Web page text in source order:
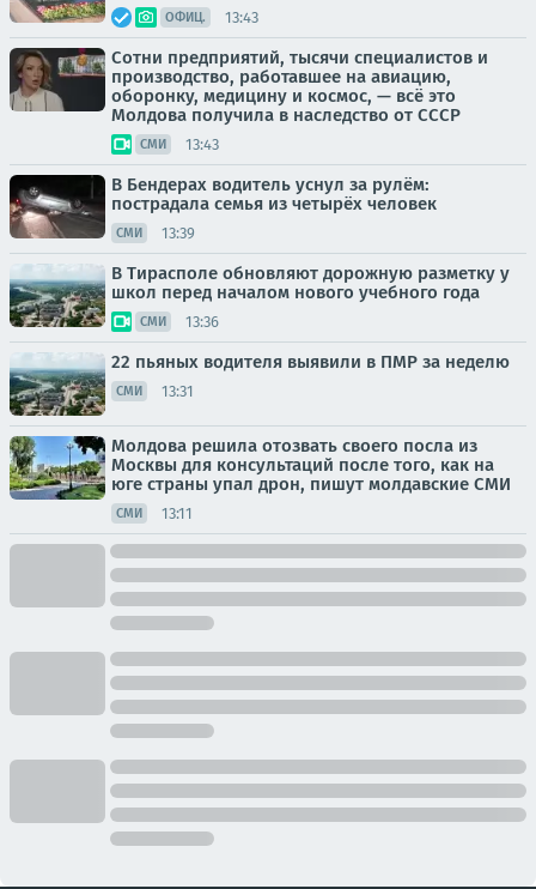
ОФИЦ. 13:43
Сотни предприятий, тысячи специалистов и
производство, работавшее на авиацию,
оборонку, медицину и космос, — всё это
Молдова получила в наследство от СССР
СМИ 13:43
В Бендерах водитель уснул за рулём:
пострадала семья из четырёх человек
СМИ 13:39
В Тирасполе обновляют дорожную разметку у
школ перед началом нового учебного года
СМИ 13:36
22 пьяных водителя выявили в ПМР за неделю
СМИ 13:31
Молдова решила отозвать своего посла из
Москвы для консультаций после того, как на
юге страны упал дрон, пишут молдавские СМИ
СМИ 13:11